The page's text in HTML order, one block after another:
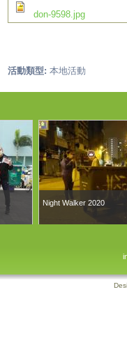
don-9598.jpg
活動類型: 本地活動
Night Walker 2020